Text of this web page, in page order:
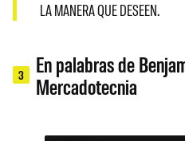
LA MANERA QUE DESEEN.
3
En palabras de
Mercadotecnia